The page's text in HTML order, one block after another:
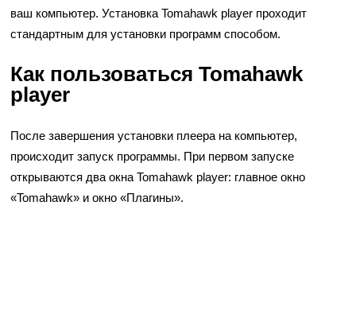
ваш компьютер. Установка Tomahawk player проходит
стандартным для установки программ способом.
Как пользоваться Tomahawk
player
После завершения установки плеера на компьютер,
происходит запуск программы. При первом запуске
открываются два окна Tomahawk player: главное окно
«Tomahawk» и окно «Плагины».